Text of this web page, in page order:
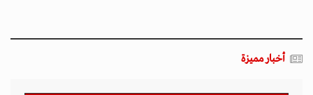
أخبار مميزة